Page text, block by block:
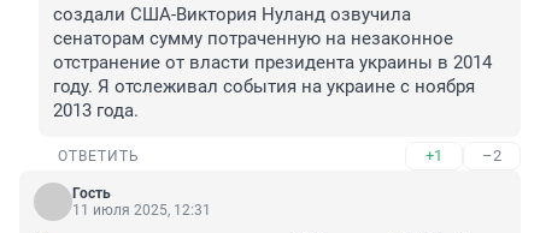
создали США-Виктория Нуланд озвучила
сенаторам сумму потраченную на незаконное
отстранение от власти президента украины в 2014
году. Я отслеживал события на украине с ноября
2013 года.
ОТВЕТИТЬ +1 –2
Гость
11 июля 2025, 12:31